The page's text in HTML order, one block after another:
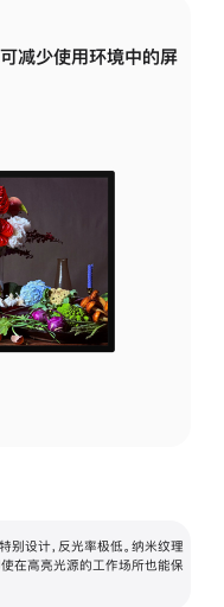
减少使用环境中的屏
别设计，反光率极低。纳米纹理
在高亮光源的工作场所也能保